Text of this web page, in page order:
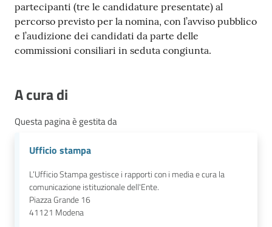
partecipanti (tre le candidature presentate) al
percorso previsto per la nomina, con l’avviso pubblico
e l’audizione dei candidati da parte delle
commissioni consiliari in seduta congiunta.
A cura di
Questa pagina è gestita da
Ufficio stampa
L’Ufficio Stampa gestisce i rapporti con i media e cura la
comunicazione istituzionale dell'Ente.
Piazza Grande 16
41121 Modena